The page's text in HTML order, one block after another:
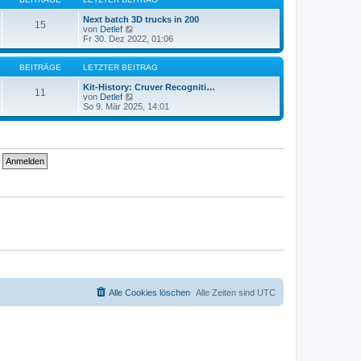
r
a
t
e
B
e
i
t
r
a
15
Next batch 3D trucks in 200
von Detlef
e
u
e
s
t
e
B
e
Fr 30. Dez 2022, 01:06
BEITRÄGE LETZTER BEITRAG
11
Kit-History: Cruver Recogniti…
von Detlef
e
u
So 9. Mär 2025, 14:01
Alle Zeiten sind UTC
Alle Cookies löschen